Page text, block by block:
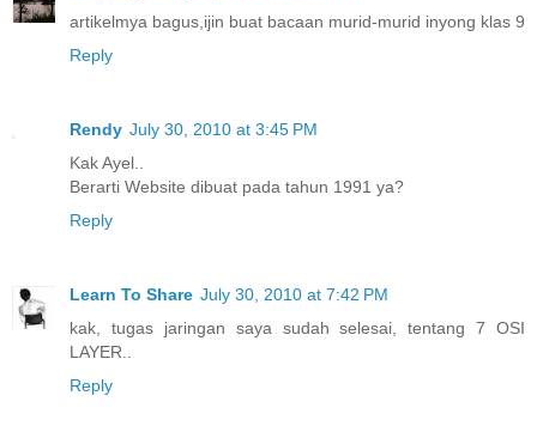
artikelmya bagus,ijin buat bacaan murid-murid inyong klas 9
Reply
Rendy July 30, 2010 at 3:45 PM
Kak Ayel..
Berarti Website dibuat pada tahun 1991 ya?
Reply
Learn To Share July 30, 2010 at 7:42 PM
kak, tugas jaringan saya sudah selesai, tentang 7 OSI
LAYER..
Reply